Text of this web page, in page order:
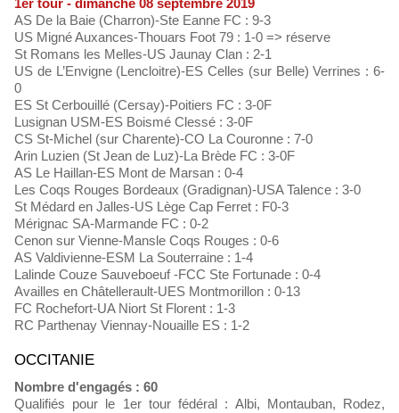
1er tour - dimanche 08 septembre 2019
AS De la Baie (Charron)-Ste Eanne FC : 9-3
US Migné Auxances-Thouars Foot 79 : 1-0 => réserve
St Romans les Melles-US Jaunay Clan : 2-1
US de L’Envigne (Lencloitre)-ES Celles (sur Belle) Verrines : 6-
0
ES St Cerbouillé (Cersay)-Poitiers FC : 3-0F
Lusignan USM-ES Boismé Clessé : 3-0F
CS St-Michel (sur Charente)-CO La Couronne : 7-0
Arin Luzien (St Jean de Luz)-La Brède FC : 3-0F
AS Le Haillan-ES Mont de Marsan : 0-4
Les Coqs Rouges Bordeaux (Gradignan)-USA Talence : 3-0
St Médard en Jalles-US Lège Cap Ferret : F0-3
Mérignac SA-Marmande FC : 0-2
Cenon sur Vienne-Mansle Coqs Rouges : 0-6
AS Valdivienne-ESM La Souterraine : 1-4
Lalinde Couze Sauveboeuf -FCC Ste Fortunade : 0-4
Availles en Châtellerault-UES Montmorillon : 0-13
FC Rochefort-UA Niort St Florent : 1-3
RC Parthenay Viennay-Nouaille ES : 1-2
OCCITANIE
Nombre d'engagés : 60
Qualifiés pour le 1er tour fédéral : Albi, Montauban, Rodez,